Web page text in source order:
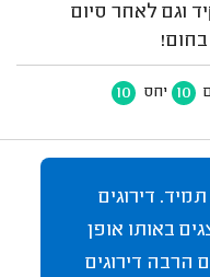
וגם לאחר סיום
10 יחס 10
דירוגים
באותו אופן
הרבה דירוגים